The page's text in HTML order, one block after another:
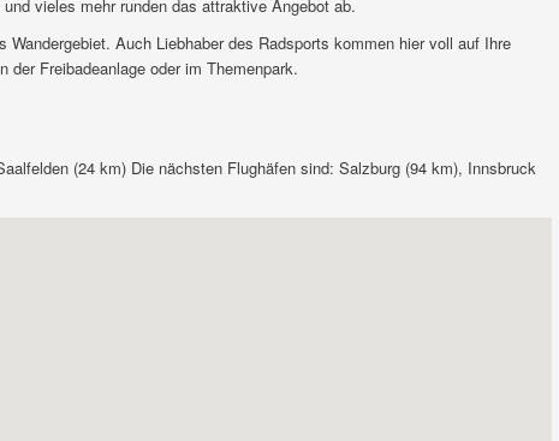
vieles mehr runden das attraktive Angebot ab.
Auch Liebhaber des Radsports kommen hier voll auf Ihre
Freibadeanlage oder im Themenpark.
(24 km) Die nächsten Flughäfen sind: Salzburg (94 km), Innsbruck